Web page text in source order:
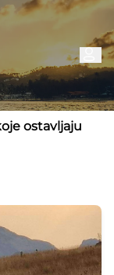
ostavljaju